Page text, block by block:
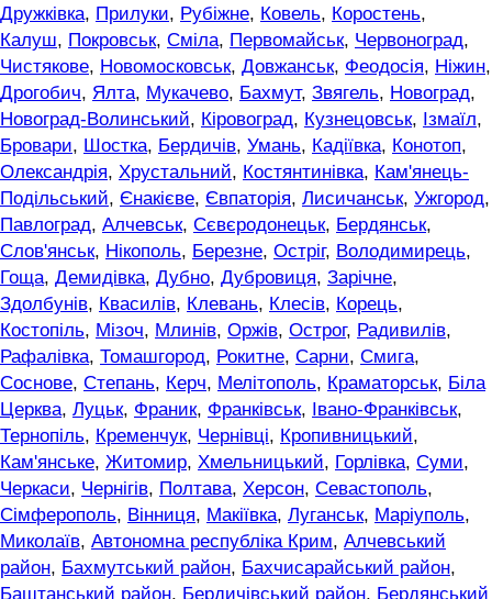
Дружківка, Прилуки, Рубіжне, Ковель, Коростень,
Калуш, Покровськ, Сміла, Первомайськ, Червоноград,
Чистякове, Новомосковськ, Довжанськ, Феодосія, Ніжин,
Дрогобич, Ялта, Мукачево, Бахмут, Звягель, Новоград,
Новоград-Волинський, Кіровоград, Кузнецовськ, Ізмаїл,
Бровари, Шостка, Бердичів, Умань, Кадіївка, Конотоп,
Олександрія, Хрустальний, Костянтинівка, Кам'янець-
Подільський, Єнакієве, Євпаторія, Лисичанськ, Ужгород,
Павлоград, Алчевськ, Сєвєродонецьк, Бердянськ,
Слов'янськ, Нікополь, Березне, Остріг, Володимирець,
Гоща, Демидівка, Дубно, Дубровиця, Зарічне,
Здолбунів, Квасилів, Клевань, Клесів, Корець,
Костопіль, Мізоч, Млинів, Оржів, Острог, Радивилів,
Рафалівка, Томашгород, Рокитне, Сарни, Смига,
Соснове, Степань, Керч, Мелітополь, Краматорськ, Біла
Церква, Луцьк, Франик, Франківськ, Івано-Франківськ,
Тернопіль, Кременчук, Чернівці, Кропивницький,
Кам'янське, Житомир, Хмельницький, Горлівка, Суми,
Черкаси, Чернігів, Полтава, Херсон, Севастополь,
Сімферополь, Вінниця, Макіївка, Луганськ, Маріуполь,
Миколаїв, Автономна республіка Крим, Алчевський
район, Бахмутський район, Бахчисарайський район,
Баштанський район, Бердичівський район, Бердянський